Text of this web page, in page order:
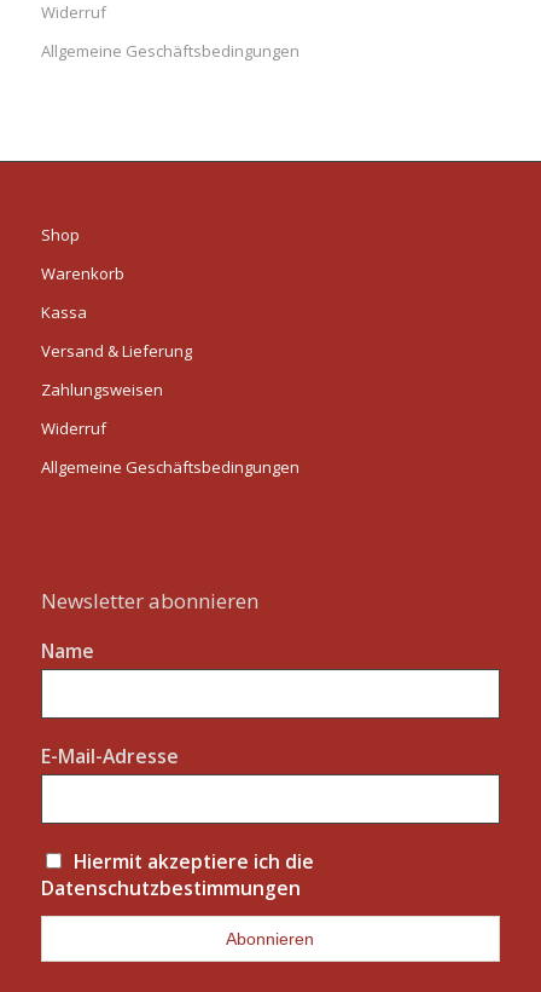
Widerruf
Allgemeine Geschäftsbedingungen
Shop
Warenkorb
Kassa
Versand & Lieferung
Zahlungsweisen
Widerruf
Allgemeine Geschäftsbedingungen
Newsletter abonnieren
Name
E-Mail-Adresse
Hiermit akzeptiere ich die
Datenschutzbestimmungen